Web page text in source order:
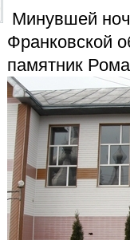
Минувшей
Франковской
памятник